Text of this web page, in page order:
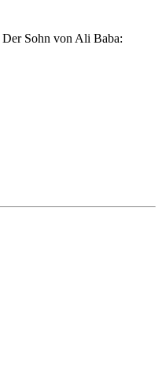
Der Sohn von Ali Baba: